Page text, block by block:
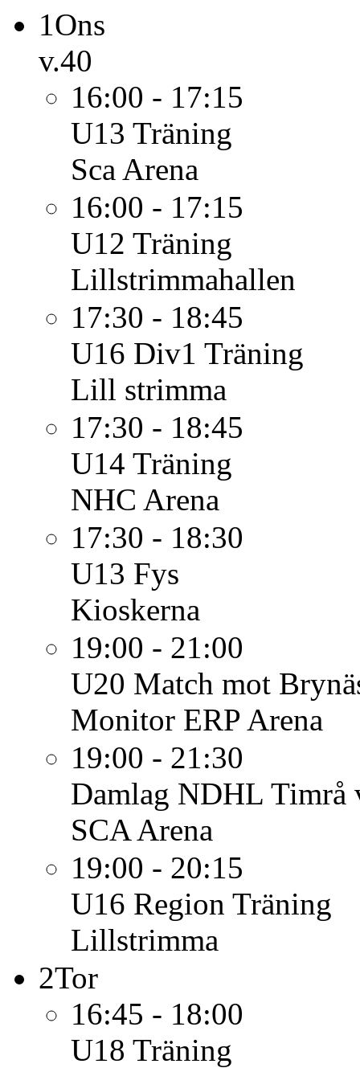
1Ons
v.40
16:00 - 17:15
U13 Träning
Sca Arena
16:00 - 17:15
U12 Träning
Lillstrimmahallen
17:30 - 18:45
U16 Div1 Träning
Lill strimma
17:30 - 18:45
U14 Träning
NHC Arena
17:30 - 18:30
U13 Fys
Kioskerna
19:00 - 21:00
U20 Match mot
Monitor ERP Arena
19:00 - 21:30
Damlag NDHL Timrå
SCA Arena
19:00 - 20:15
U16 Region Träning
Lillstrimma
2Tor
16:45 - 18:00
U18 Träning